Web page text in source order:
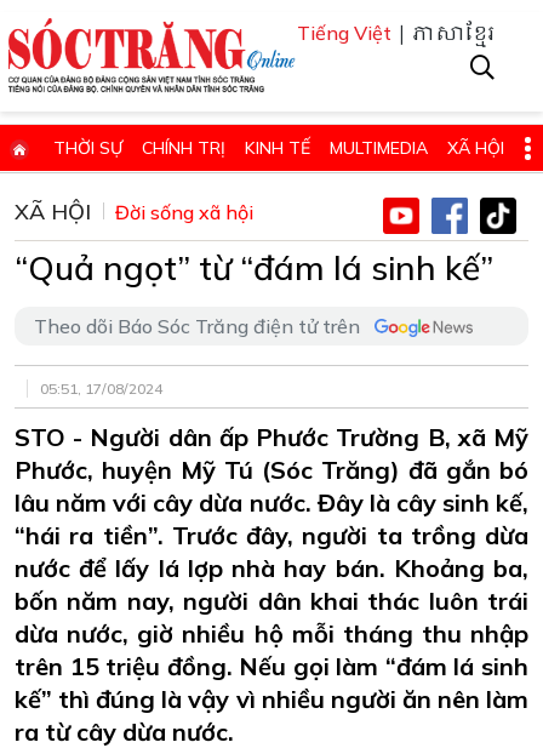
Tiếng Việt | ភាសាខ្មែរ
THỜI SỰ CHÍNH TRỊ KINH TẾ MULTIMEDIA XÃ HỘI
GIÁO DỤC - KHOA HỌC & CÔNG NGHỆ
QUỐC PHÒNG - AN NINH QUỐC TẾ SỨC KHỎE VÀ ĐỜI SỐNG
VĂN HÓA - THỂ THAO - DU LỊCH CHUYÊN ĐỀ
ĐIỂM BÁO - TIN VẮN ĐỊA PHƯƠNG THÔNG TIN CẦN BIẾT
THÔNG BÁO - QUẢNG CÁO
HỌC TẬP VÀ LÀM THEO TƯ TƯỞNG, ĐẠO ĐỨC, PHONG CÁCH HỒ
ĐẶT BÁO GIẤY ONLINE
XÃ HỘI Đời sống xã hội
“Quả ngọt” từ “đám lá sinh kế”
Theo dõi Báo Sóc Trăng điện tử trên
05:51, 17/08/2024
STO - Người dân ấp Phước Trường B, xã Mỹ
Phước, huyện Mỹ Tú (Sóc Trăng) đã gắn bó
lâu năm với cây dừa nước. Đây là cây sinh kế,
“hái ra tiền”. Trước đây, người ta trồng dừa
nước để lấy lá lợp nhà hay bán. Khoảng ba,
bốn năm nay, người dân khai thác luôn trái
dừa nước, giờ nhiều hộ mỗi tháng thu nhập
trên 15 triệu đồng. Nếu gọi làm “đám lá sinh
kế” thì đúng là vậy vì nhiều người ăn nên làm
ra từ cây dừa nước.